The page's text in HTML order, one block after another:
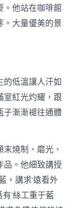
。他站在咖啡館
。大量優美的景
的低溫讓人汗如
室紅光灼耀，跟
子漸漸褪往通體
燒制、磨光、
品。他細致講授
，講求‘遠看外
有‘絲工重于藍